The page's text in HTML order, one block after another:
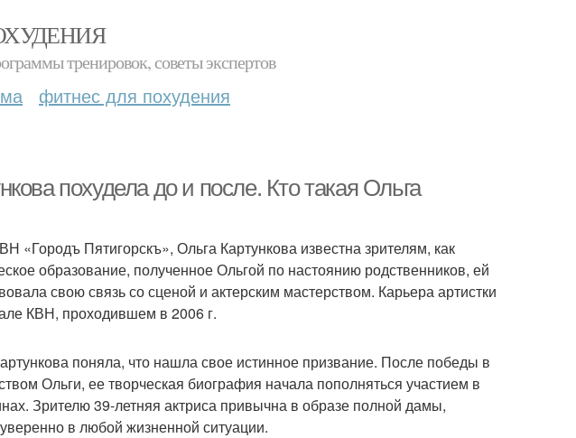
тренировок, советы экспертов
фитнес для похудения
похудела до и после. Кто такая Ольга
«Городъ Пятигорскъ», Ольга Картункова известна зрителям, как
образование, полученное Ольгой по настоянию родственников, ей
свою связь со сценой и актерским мастерством. Карьера артистки
КВН, проходившем в 2006 г.
поняла, что нашла свое истинное призвание. После победы в
Ольги, ее творческая биография начала пополняться участием в
Зрителю 39-летняя актриса привычна в образе полной дамы,
в любой жизненной ситуации.